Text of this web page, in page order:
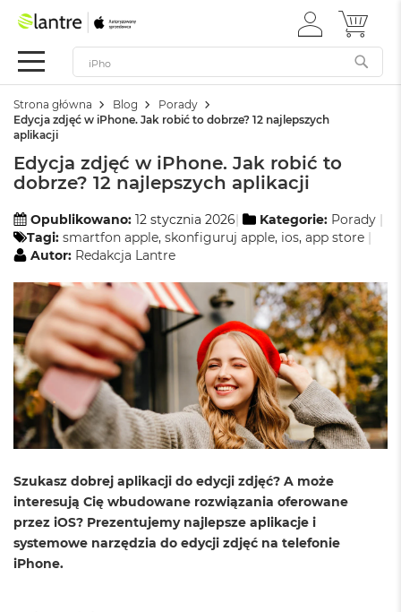
Apple
Festiwal
M
a
B
o
N
e
o
W
e
d
ł
u
g
o
l
o
M
a
c
ZALOGUJ
SIĘ
MÓJ
Strona główna Blog
Porady
Edycja zdjęć w iPhone. Jak robić to dobrze? 12 najlepszych
aplikacji
Edycja zdjęć w iPhone. Jak robić to
dobrze? 12 najlepszych aplikacji
Opublikowano: 12 stycznia 2026 Kategorie: Porady
Tagi: smartfon apple, skonfiguruj apple, ios, app store
Autor: Redakcja Lantre
Szukasz dobrej aplikacji do edycji zdjęć? A może
interesują Cię wbudowane rozwiązania oferowane
przez iOS? Prezentujemy najlepsze aplikacje i
systemowe narzędzia do edycji zdjęć na telefonie
iPhone.